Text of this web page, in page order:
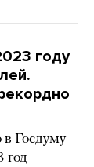
году
Госдуму
год